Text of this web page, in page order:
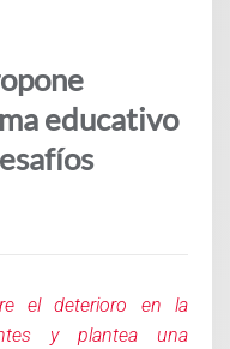
educativo
el deterioro en la
y plantea una